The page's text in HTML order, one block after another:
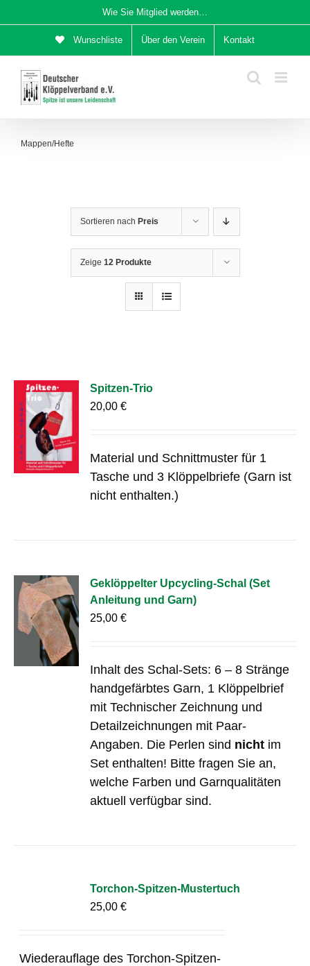
Inhalt
Wie Sie Mitglied werden…
Wunschliste Über den Verein Kontakt
Mappen/Hefte
Sortieren nach Preis
Zeige 12 Produkte
Spitzen-Trio
20,00€
Material und Schnittmuster für 1
Tasche und 3 Klöppelbriefe (Garn ist
nicht enthalten.)
Geklöppelter Upcycling-Schal (Set
Anleitung und Garn)
25,00€
Inhalt des Schal-Sets: 6 – 8 Stränge
handgefärbtes Garn, 1 Klöppelbrief
mit Technischer Zeichnung und
Detailzeichnungen mit Paar-
Angaben. Die Perlen sind nicht im
Set enthalten! Bitte fragen Sie an,
welche Farben und Garnqualitäten
aktuell verfügbar sind.
Torchon-Spitzen-Mustertuch
25,00€
Wiederauflage des Torchon-Spitzen-